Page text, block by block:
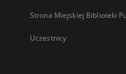
Strona Miejskiej Biblioteki
Uczestnicy